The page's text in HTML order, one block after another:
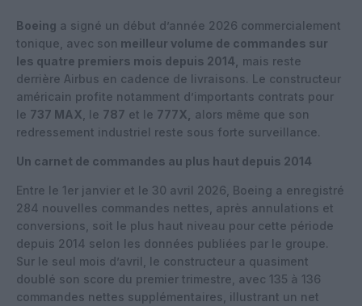
Boeing a signé un début d’année 2026 commercialement
tonique, avec son meilleur volume de commandes sur
les quatre premiers mois depuis 2014,
mais reste
derrière Airbus en cadence de livraisons. Le constructeur
américain profite notamment d’importants contrats pour
le 737 MAX , le 787 et le 777X,
alors même que son
redressement industriel reste sous forte surveillance.
Un carnet de commandes au plus haut depuis 2014
Entre le 1er janvier et le 30 avril 2026, Boeing a enregistré
284 nouvelles commandes nettes, après annulations et
conversions, soit le plus haut niveau pour cette période
depuis 2014 selon les données publiées par le groupe.
Sur le seul mois d’avril, le constructeur a quasiment
doublé son score du premier trimestre, avec 135 à 136
commandes nettes supplémentaires, illustrant un net